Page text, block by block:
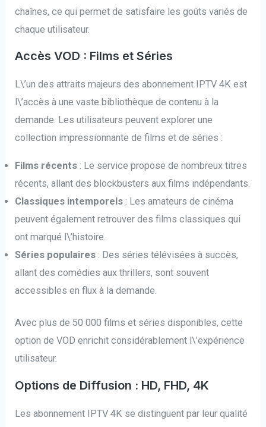
chaînes, ce qui permet de satisfaire les goûts variés de
chaque utilisateur.
Accès VOD : Films et Séries
L\’un des attraits majeurs des abonnement IPTV 4K est
l\’accès à une vaste bibliothèque de contenu à la
demande. Les utilisateurs peuvent explorer une
collection impressionnante de films et de séries :
Films récents : Le service propose de nombreux titres
récents, allant des blockbusters aux films indépendants.
Classiques intemporels : Les amateurs de cinéma
peuvent également retrouver des films classiques qui
ont marqué l\’histoire.
Séries populaires : Des séries télévisées à succès,
allant des comédies aux thrillers, sont souvent
accessibles en flux à la demande.
Avec plus de 50 000 films et séries disponibles, cette
option de VOD enrichit considérablement l\’expérience
utilisateur.
Options de Diffusion : HD, FHD, 4K
Les abonnement IPTV 4K se distinguent par leur qualité